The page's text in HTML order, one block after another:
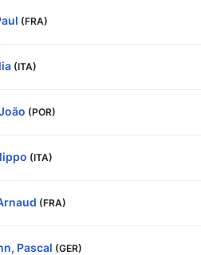
(FRA)
(ITA)
(POR)
(ITA)
(FRA)
Pascal (GER)